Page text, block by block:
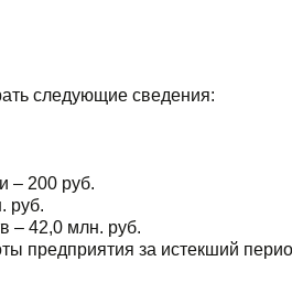
следующие сведения:
– 200 руб.
руб.
– 42,0 млн. руб.
предприятия за истекший